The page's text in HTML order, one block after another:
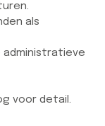
als
administratieve
voor detail.